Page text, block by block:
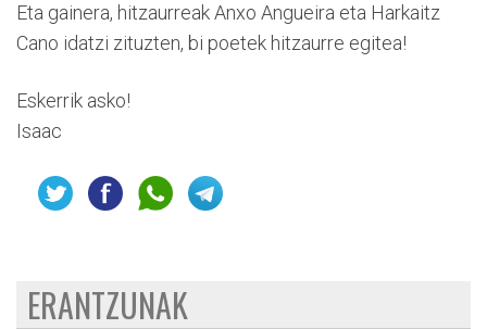
Eta gainera, hitzaurreak Anxo Angueira eta Harkaitz
Cano idatzi zituzten, bi poetek hitzaurre egitea!
Eskerrik asko!
Isaac
ERANTZUNAK